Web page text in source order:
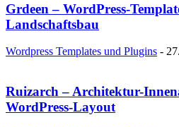
Grdeen – WordPress-
Landschaftsbau
Wordpress Templates und Plugins -
Ruizarch – Architektur-
WordPress-Layout